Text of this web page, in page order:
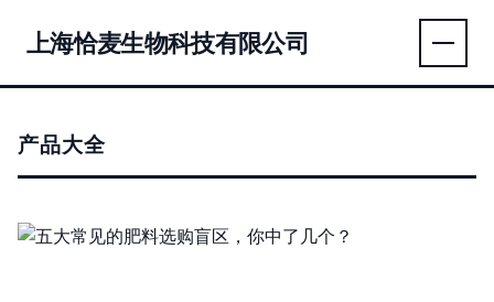
上海恰麦生物科技有限公司
产品大全